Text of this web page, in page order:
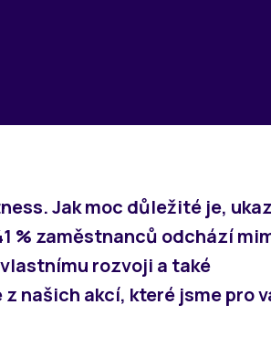
Jak moc důležité je,
% zaměstnanců odchází
rozvoji a také
našich akcí, které jsme pro